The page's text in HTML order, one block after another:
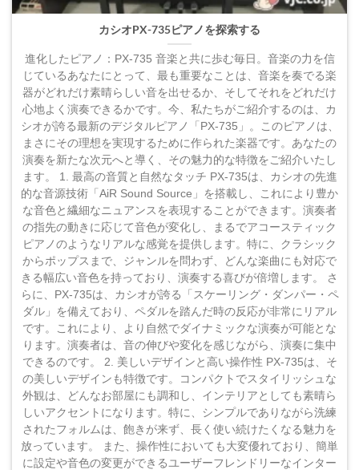
カシオPX-735ピアノを探索する
進化したピアノ：PX-735 音楽と共に歩む毎日。音楽の力を信
じているあなたにとって、最も重要なことは、音楽を奏でる楽
器がどれだけ素晴らしい音を出せるか、そしてそれをどれだけ
心地よく演奏できるかです。今、私たちがご紹介するのは、カ
シオが誇る最新のデジタルピアノ「PX-735」。このピアノは、
まさにその理想を実現するために作られた楽器です。あなたの
演奏を新たな次元へと導く、その魅力的な特徴をご紹介いたし
ます。 1. 最高の音質と自然なタッチ PX-735は、カシオの先進
的な音源技術「AiR Sound Source」を搭載し、これにより豊か
な音色と繊細なニュアンスを表現することができます。演奏者
の指先の動きに応じて音色が変化し、まるでアコースティック
ピアノのようなリアルな感覚を提供します。特に、クラシック
からポップスまで、ジャンルを問わず、どんな楽曲にも対応で
きる幅広い音色を持っており、演奏する喜びが倍増します。 さ
らに、PX-735は、カシオが誇る「スケーリング・ダンパー・ペ
ダル」を備えており、ペダルを踏んだ時の反応が非常にリアル
です。これにより、より自然でダイナミックな演奏が可能とな
ります。演奏者は、音の伸びや変化を感じながら、演奏に集中
できるのです。 2. 美しいデザインと高い操作性 PX-735は、そ
の美しいデザインも特徴です。コンパクトでスタイリッシュな
外観は、どんなお部屋にも調和し、インテリアとしても素晴ら
しいアクセントになります。特に、シンプルでありながら洗練
されたフォルムは、飽きが来ず、長く使い続けたくなる魅力を
放っています。 また、操作性においても大変優れており、簡単
に設定や音色の変更ができるユーザーフレンドリーなインター